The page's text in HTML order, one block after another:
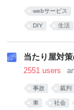
webサービス
DIY 生活
当たり屋対
2551 users
事故 裁判
車 社会